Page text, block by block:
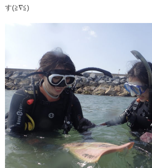
す(≧∇≦)